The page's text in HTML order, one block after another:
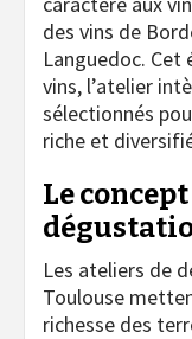
des vins de
Languedoc. Cet
vins, l’atelier
sélectionnés
riche et
Le
Les ateliers de
Toulouse
richesse des